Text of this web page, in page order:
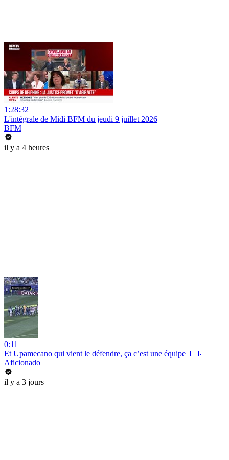
1:28:32
L'intégrale de Midi BFM du jeudi 9 juillet 2026
BFM
il y a 4 heures
0:11
Et Upamecano qui vient le défendre, ça c’est une équipe 🇫🇷
Aficionado
il y a 3 jours